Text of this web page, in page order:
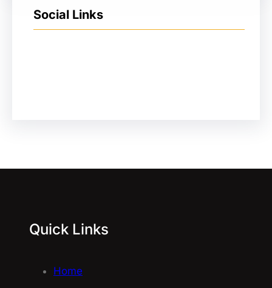
Social Links
Quick Links
Home